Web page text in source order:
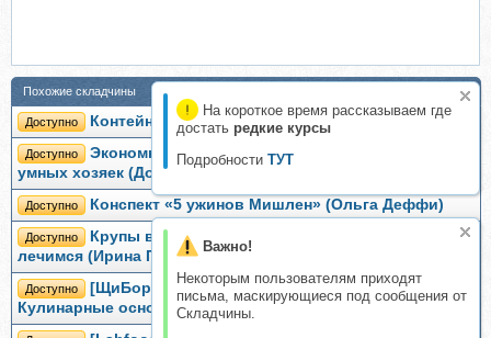
На короткое время рассказываем где
достать редкие курсы
Подробности ТУТ
Важно!
Некоторым пользователям приходят
письма, маскирующиеся под сообщения от
Складчины.
Похожие складчины
Доступно Контейнеры на работу (Долумна Павгуд)
Доступно
Экономное гурманство: вкусные рецепты для
умных хозяек (Долумна Павгуд)
Доступно Конспект «5 ужинов Мишлен» (Ольга Деффи)
Доступно
Крупы вкусные, целебные. Готовим, едим,
лечимся (Ирина Пигулевская)
Доступно
[ЩиБорщи] Идеальный ужин за 30 минут +
Кулинарные основы (Владимир Инжуватов)